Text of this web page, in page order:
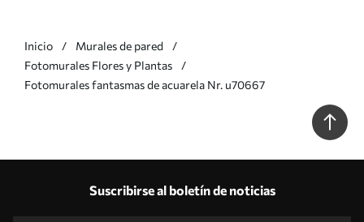
Inicio
Murales de pared
Fotomurales Flores y Plantas
Fotomurales fantasmas de acuarela Nr. u70667
Suscribirse al boletín de noticias